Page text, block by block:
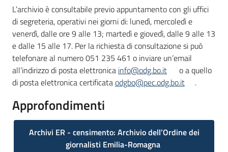
L’archivio è consultabile previo appuntamento con gli uffici
di segreteria, operativi nei giorni di: lunedì, mercoledì e
venerdì, dalle ore 9 alle 13; martedì e giovedì, dalle 9 alle 13
e dalle 15 alle 17. Per la richiesta di consultazione si può
telefonare al numero 051 235 461 o inviare un’email
all’indirizzo di posta elettronica info@odg.bo.it
o a quello
di posta elettronica certificataodgbo@pec.odg.bo.it .
Approfondimenti
Archivi ER - censimento: Archivio dell’Ordine dei
giornalisti Emilia-Romagna